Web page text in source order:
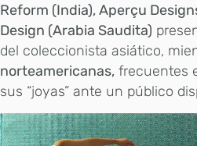
Reform (India), Aperçu
Design (Arabia Saudita)
del coleccionista asiático,
norteamericanas, frecuentes
sus “joyas” ante un público